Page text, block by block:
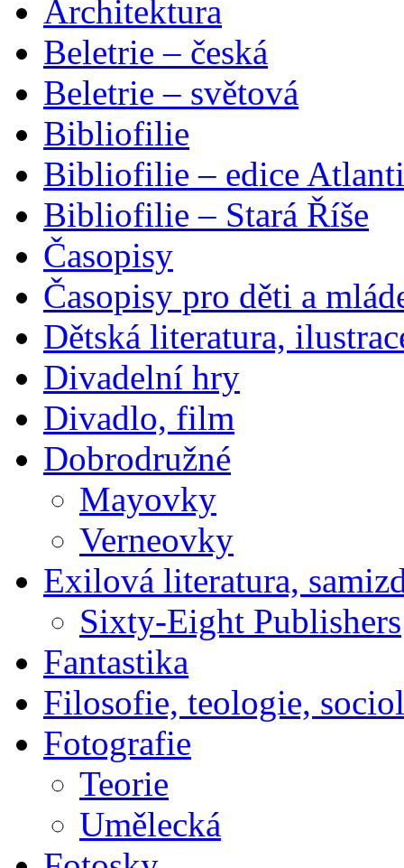
Architektura
Beletrie – česká
Beletrie – světová
Bibliofilie
Bibliofilie – edice
Bibliofilie – Stará Říše
Časopisy
Časopisy pro děti a
Dětská literatura,
Divadelní hry
Divadlo, film
Dobrodružné
Mayovky
Verneovky
Exilová literatura,
Sixty-Eight Publishers
Fantastika
Filosofie, teologie,
Fotografie
Teorie
Umělecká